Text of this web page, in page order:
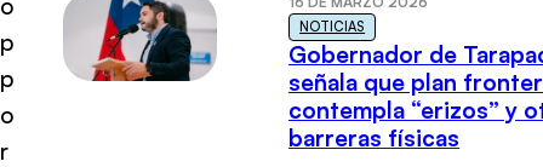
o
p
p
o
r
NOTICIAS
Gobernador de
señala que plan
contempla “erizos” y
barreras físicas